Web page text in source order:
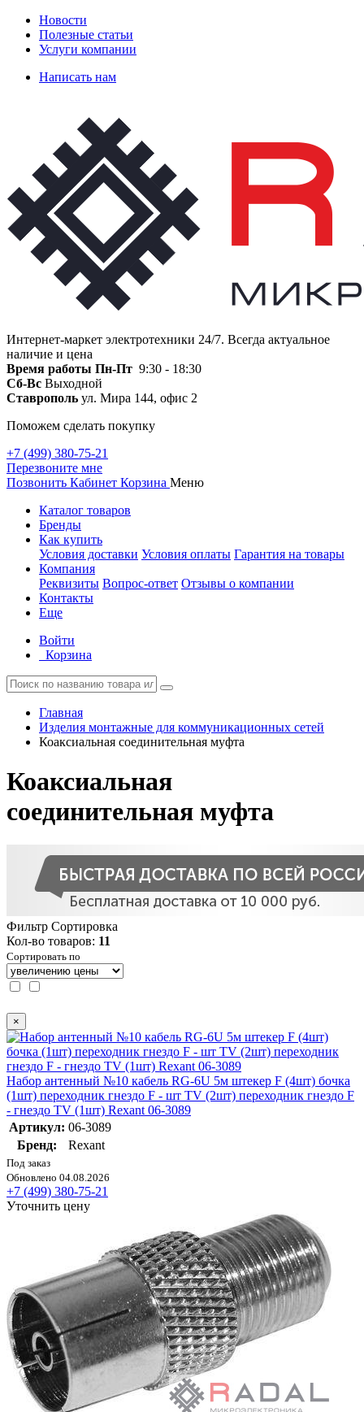
Новости
Полезные статьи
Услуги компании
Написать нам
Интернет-маркет электротехники 24/7. Всегда актуальное
наличие и цена
Время работы Пн-Пт 9:30 - 18:30
Сб-Вс Выходной
Ставрополь ул. Мира 144, офис 2
Поможем сделать покупку
+7 (499) 380-75-21
Перезвоните мне
Позвонить Кабинет Корзина Меню
Каталог товаров
Бренды
Как купить
Условия доставки Условия оплаты Гарантия на товары
Компания
Реквизиты Вопрос-ответ Отзывы о компании
Контакты
Еще
Войти
Корзина
Главная
Изделия монтажные для коммуникационных сетей
Коаксиальная соединительная муфта
Коаксиальная
соединительная муфта
Фильтр Сортировка
Кол-во товаров: 11
Сортировать по
×
Набор антенный №10 кабель RG-6U 5м штекер F (4шт) бочка
(1шт) переходник гнездо F - шт TV (2шт) переходник гнездо F
- гнездо TV (1шт) Rexant 06-3089
Артикул: 06-3089
Бренд:
Rexant
Под заказ
Обновлено 04.08.2026
+7 (499) 380-75-21
Уточнить цену